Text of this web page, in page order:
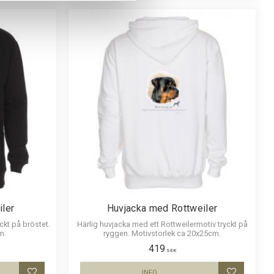
på bröstet.
Huvjacka med Rottweiler
Härlig huvjacka med ett Rottweilermotiv tryckt på
ryggen. Motivstorlek ca 20x25cm.
419 SEK